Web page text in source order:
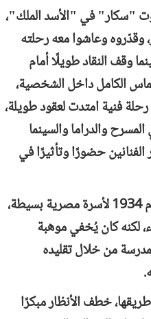
"سكار" في "الأسد الملك"،
وقدّروه وعاشوا معه رحلته
وقف النقاد طويلًا أمام
الكامل داخل الشخصية،
92 عامًا، بعد رحلة فنية امتدت لعقود طويلة،
والدراما والسينما
حضورًا وتأثيرًا في
أبو زهرة الذي وُلد في 8 مارس عام 1934 لأسرة مصرية بسيطة،
لكنه كان يُخفي موهبة
من خلال تقليده
خطف الأنظار مبكرًا